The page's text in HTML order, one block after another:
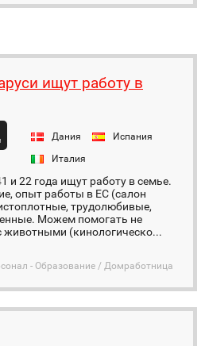
ищут работу в
Дания
Испания
Италия
и 22 года ищут работу в семье.
опыт работы в ЕС (салон
трудолюбивые,
Можем помогать не
животными (кинологическо...
- Образование / Домработница